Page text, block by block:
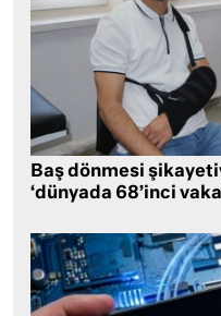
Baş dönmesi
‘dünyada 68’inci